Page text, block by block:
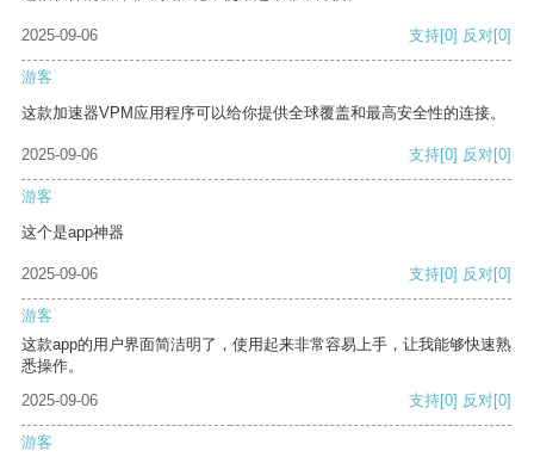
2025-09-06 支持[0] 反对[0]
游客
这款加速器VPM应用程序可以给你提供全球覆盖和最高安全性的连接。
2025-09-06 支持[0] 反对[0]
游客
这个是app神器
2025-09-06 支持[0] 反对[0]
游客
这款app的用户界面简洁明了，使用起来非常容易上手，让我能够快速熟
悉操作。
2025-09-06
支持[0] 反对[0]
游客